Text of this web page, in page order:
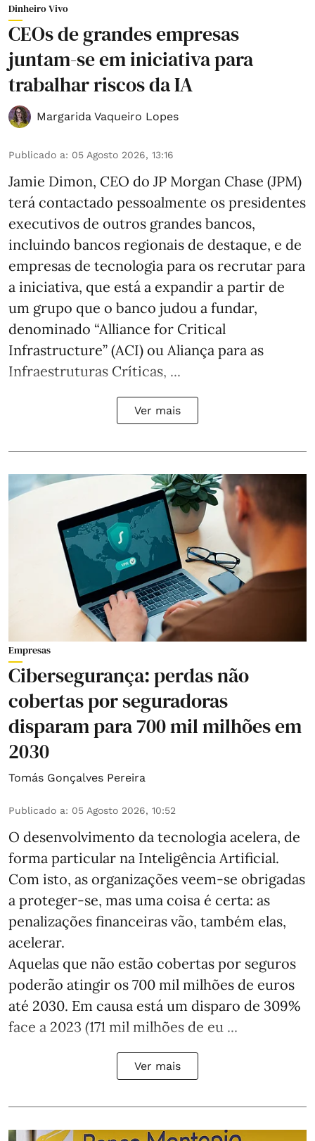
Dinheiro Vivo
CEOs de grandes empresas
juntam-se em iniciativa para
trabalhar riscos da IA
Margarida Vaqueiro Lopes
Publicado a: 05 Agosto 2026, 13:16
Jamie Dimon, CEO do JP Morgan Chase (JPM)
terá contactado pessoalmente os presidentes
executivos de outros grandes bancos,
incluindo bancos regionais de destaque, e de
empresas de tecnologia para os recrutar para
a iniciativa, que está a expandir a partir de
um grupo que o banco judou a fundar,
denominado “Alliance for Critical
Infrastructure” (ACI) ou Aliança para as
Infraestruturas Críticas, ...
Ver mais
Empresas
Cibersegurança: perdas não
cobertas por seguradoras
disparam para 700 mil milhões em
2030
Tomás Gonçalves Pereira
Publicado a: 05 Agosto 2026, 10:52
O desenvolvimento da tecnologia acelera, de
forma particular na Inteligência Artificial.
Com isto, as organizações veem-se obrigadas
a proteger-se, mas uma coisa é certa: as
penalizações financeiras vão, também elas,
acelerar.
Aquelas que não estão cobertas por seguros
poderão atingir os 700 mil milhões de euros
até 2030. Em causa está um disparo de 309%
face a 2023 (171 mil milhões de eu ...
Ver mais